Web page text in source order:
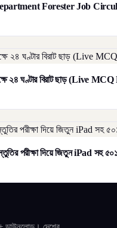
Department Forester Job
২৪ ঘণ্টার বিরাট ছাড় (Live
পরীক্ষা দিয়ে জিতুন iPad সহ